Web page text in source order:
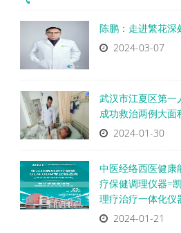
陈鹏：走进繁花深
2024-03-07
武汉市江夏区第一
成功救治两例大面
2024-01-30
中医经络西医健康
疗保健调理仪器=
理疗治疗一体化仪
2024-01-21